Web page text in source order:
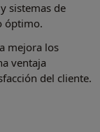
sistemas de
óptimo.
mejora los
ventaja
del cliente.